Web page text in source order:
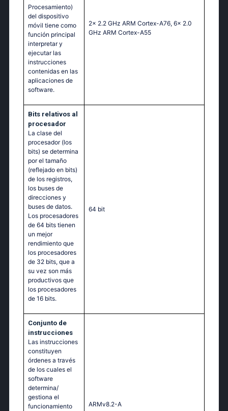
Procesamiento)
del dispositivo
móvil tiene como
función principal
interpretar y
ejecutar las
instrucciones
contenidas en las
aplicaciones de
software.
2x 2.2 GHz ARM Cortex-A76, 6x 2.0
GHz ARM Cortex-A55
Bits relativos al
procesador
La clase del
procesador (los
bits) se determina
por el tamaño
(reflejado en bits)
de los registros,
los buses de
direcciones y
buses de datos.
Los procesadores
de 64 bits tienen
un mejor
rendimiento que
los procesadores
de 32 bits, que a
su vez son más
productivos que
los procesadores
de 16 bits.
64 bit
Conjunto de
instrucciones
Las instrucciones
constituyen
órdenes a través
de los cuales el
software
determina/
gestiona el
funcionamiento
ARMv8.2-A